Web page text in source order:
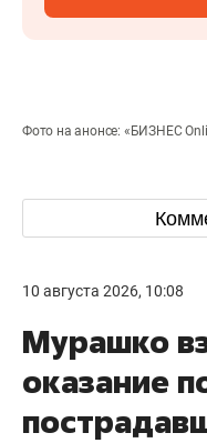
Фото на анонсе: «БИЗНЕС
10 августа 2026, 10:08
Мурашко
оказание